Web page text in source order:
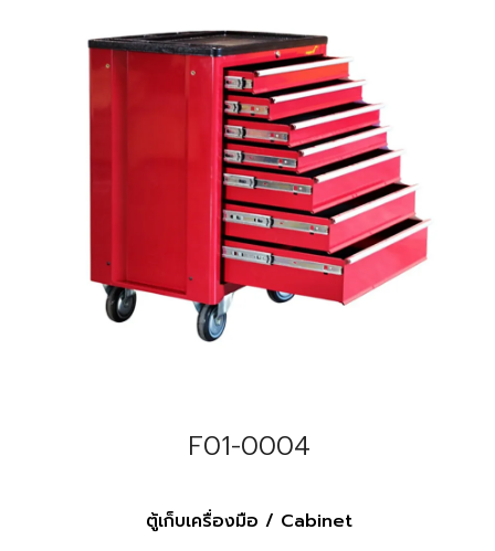
F01-0004
ตู้เก็บเครื่องมือ / Cabinet